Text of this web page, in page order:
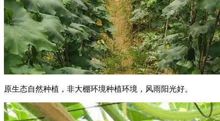
原生态自然种植，非大棚环境种植环境，风雨阳光好。